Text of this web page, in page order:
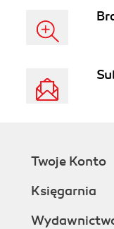
Twoje Konto
Księgarnia